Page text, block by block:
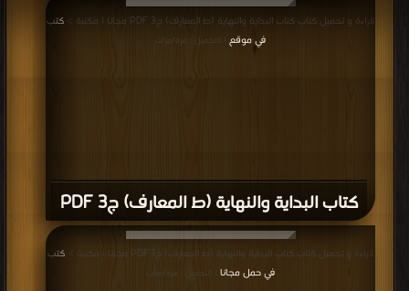
كتاب البداية والنهاية (ط المعارف) ج3 PDF
قراءة و تحميل كتاب كتاب البداية والنهاية (ط المعارف) ج3 PDF مجانا | مكتبة >
كتب
في موقع
| التحميل : مرة/مرات
قراءة و تحميل كتاب كتاب البداية والنهاية (ط المعارف) ج1 PDF مجانا | مكتبة >
كتب
في حمل مجانا | التحميل : مرة/مرات